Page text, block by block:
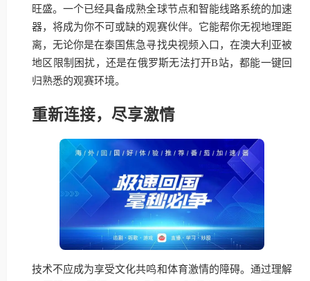
旺盛。一个已经具备成熟全球节点和智能线路系统的加速
器，将成为你不可或缺的观赛伙伴。它能帮你无视地理距
离，无论你是在泰国焦急寻找央视频入口，在澳大利亚被
地区限制困扰，还是在俄罗斯无法打开B站，都能一键回
归熟悉的观赛环境。
重新连接，尽享激情
技术不应成为享受文化共鸣和体育激情的障碍。通过理解